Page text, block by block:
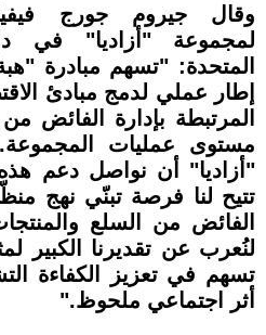
وقال جيروم جورج
لمجموعة "أزاديا" في
المتحدة: "تسهم مبادرة
إطار عملي لدمج مبادئ
المرتبطة بإدارة الفائض
مستوى عمليات
"أزاديا" أن نواصل دعم هذه
تتيح لنا فرصة تبنّي نهج
الفائض من السلع
لنُعرب عن تقديرنا الكبير
تسهم في تعزيز الكفاءة
أثر اجتماعي ملحوظ."